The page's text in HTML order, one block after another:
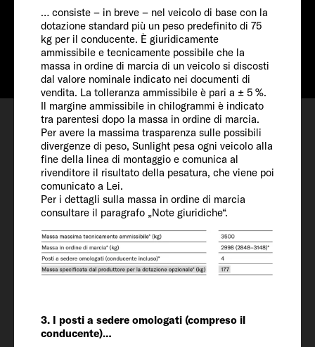
… consiste – in breve – nel veicolo di base con la
dotazione standard più un peso predefinito di 75
kg per il conducente. È giuridicamente
ammissibile e tecnicamente possibile che la
massa in ordine di marcia di un veicolo si discosti
dal valore nominale indicato nei documenti di
vendita. La tolleranza ammissibile è pari a ± 5 %.
Il margine ammissibile in chilogrammi è indicato
tra parentesi dopo la massa in ordine di marcia.
Per avere la massima trasparenza sulle possibili
divergenze di peso, Sunlight pesa ogni veicolo alla
fine della linea di montaggio e comunica al
rivenditore il risultato della pesatura, che viene poi
comunicato a Lei.
Per i dettagli sulla massa in ordine di marcia
consultare il paragrafo „Note giuridiche“.
3. I posti a sedere omologati (compreso il
conducente)…
Prezzo a partire da
da € 68.890Info
Configurare
Appuntamento
Lista dei desideri
Veicolo
741 / 232 / 293 cm